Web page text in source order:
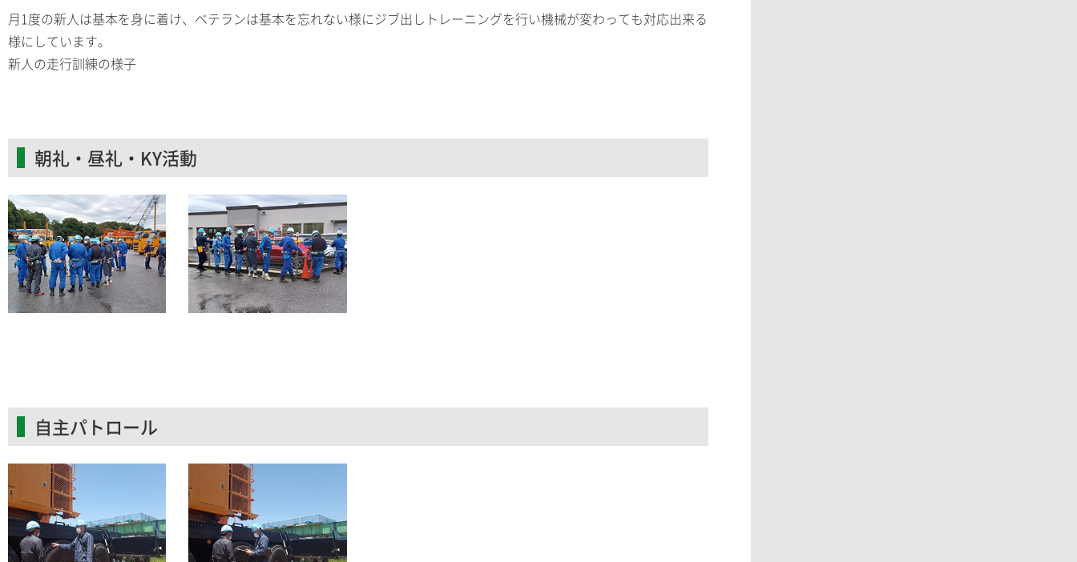
月1度の新人は基本を身に着け、ベテランは基本を忘れない様にジブ出しトレーニングを行い機械が変わっても対応出来る
様にしています。
新人の走行訓練の様子
朝礼・昼礼・KY活動
自主パトロール